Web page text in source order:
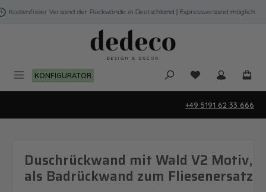
Zum Hauptinhalt springen
Kostenfreier Versand der Rückwände in Deutschland | Expressversand möglich
KONFIGURATOR Du hast 0
+49 5191 62 33 666
Duschrückwand mit Wald V2 Motiv,
als Badrückwand zum Fliesenersatz